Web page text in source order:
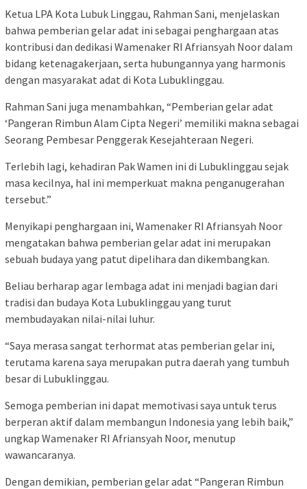
Ketua LPA Kota Lubuk Linggau, Rahman Sani, menjelaskan
bahwa pemberian gelar adat ini sebagai penghargaan atas
kontribusi dan dedikasi Wamenaker RI Afriansyah Noor dalam
bidang ketenagakerjaan, serta hubungannya yang harmonis
dengan masyarakat adat di Kota Lubuklinggau.
Rahman Sani juga menambahkan, “Pemberian gelar adat
‘Pangeran Rimbun Alam Cipta Negeri’ memiliki makna sebagai
Seorang Pembesar Penggerak Kesejahteraan Negeri.
Terlebih lagi, kehadiran Pak Wamen ini di Lubuklinggau sejak
masa kecilnya, hal ini memperkuat makna penganugerahan
tersebut.”
Menyikapi penghargaan ini, Wamenaker RI Afriansyah Noor
mengatakan bahwa pemberian gelar adat ini merupakan
sebuah budaya yang patut dipelihara dan dikembangkan.
Beliau berharap agar lembaga adat ini menjadi bagian dari
tradisi dan budaya Kota Lubuklinggau yang turut
membudayakan nilai-nilai luhur.
“Saya merasa sangat terhormat atas pemberian gelar ini,
terutama karena saya merupakan putra daerah yang tumbuh
besar di Lubuklinggau.
Semoga pemberian ini dapat memotivasi saya untuk terus
berperan aktif dalam membangun Indonesia yang lebih baik,”
ungkap Wamenaker RI Afriansyah Noor, menutup
wawancaranya.
Dengan demikian, pemberian gelar adat “Pangeran Rimbun